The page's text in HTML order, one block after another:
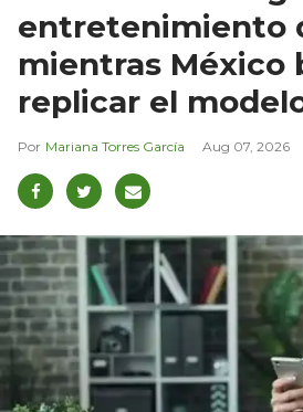
entretenimiento
mientras México
replicar el
Mariana Torres García Aug 07, 2026